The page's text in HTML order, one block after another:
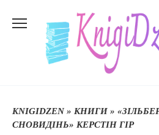
до
KNIGIDZEN» КНИГИ »
СНОВИДІНЬ» КЕРСТІН ГІР